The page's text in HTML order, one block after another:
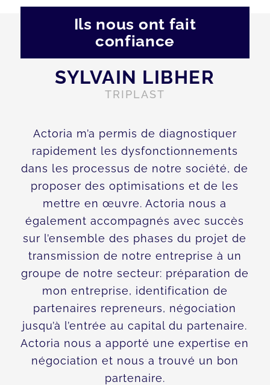
Ils nous ont fait
confiance
Actoria m’a permis de diagnostiquer
rapidement les dysfonctionnements
dans les processus de notre société, de
proposer des optimisations et de les
mettre en œuvre. Actoria nous a
également accompagnés avec succès
sur l’ensemble des phases du projet de
transmission de notre entreprise à un
groupe de notre secteur: préparation de
mon entreprise, identification de
partenaires repreneurs, négociation
jusqu’à l’entrée au capital du partenaire.
Actoria nous a apporté une expertise en
négociation et nous a trouvé un bon
partenaire.
SYLVAIN LIBHER
TRIPLAST